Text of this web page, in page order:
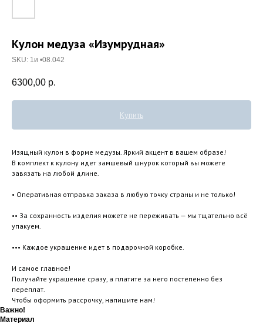
Кулон медуза «Изумрудная»
SKU: 1и •08.042
6300,00 р.
Купить
Изящный кулон в форме медузы. Яркий акцент в вашем образе!
В комплект к кулону идет замшевый шнурок который вы можете
завязать на любой длине.
• Оперативная отправка заказа в любую точку страны и не только!
•• За сохранность изделия можете не переживать — мы тщательно всё
упакуем.
••• Каждое украшение идет в подарочной коробке.
И самое главное!
Получайте украшение сразу, а платите за него постепенно без
переплат.
Чтобы оформить рассрочку, напишите нам!
Важно!
Материал